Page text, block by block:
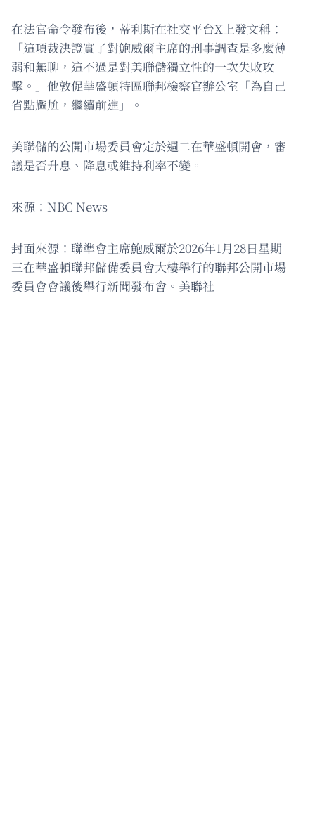
在法官命令發布後，蒂利斯在社交平台X上發文稱：
「這項裁決證實了對鮑威爾主席的刑事調查是多麼薄
弱和無聊，這不過是對美聯儲獨立性的一次失敗攻
擊。」他敦促華盛頓特區聯邦檢察官辦公室「為自己
省點尷尬，繼續前進」。
美聯儲的公開市場委員會定於週二在華盛頓開會，審
議是否升息、降息或維持利率不變。
來源：NBC News
封面來源：聯準會主席鮑威爾於2026年1月28日星期
三在華盛頓聯邦儲備委員會大樓舉行的聯邦公開市場
委員會會議後舉行新聞發布會。美聯社